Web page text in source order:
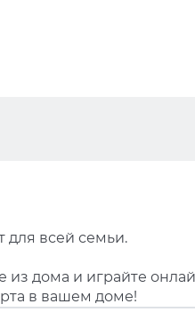
для всей семьи.
дома и играйте
в вашем доме!